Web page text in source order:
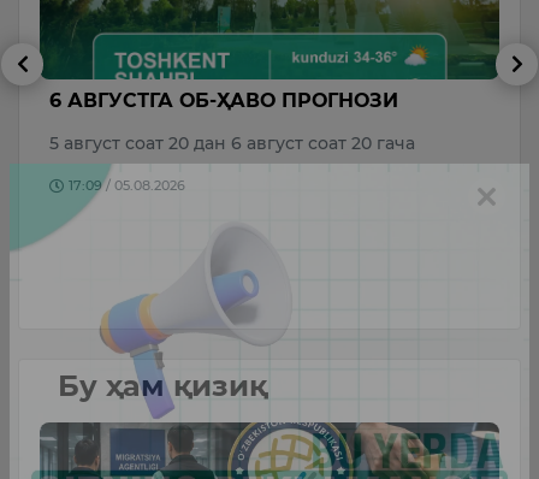
6 АВГУСТГА ОБ-ҲАВО ПРОГНОЗИ
5 август соат 20 дан 6 август соат 20 гача
17:09 / 05.08.2026
Бу ҳам қизиқ